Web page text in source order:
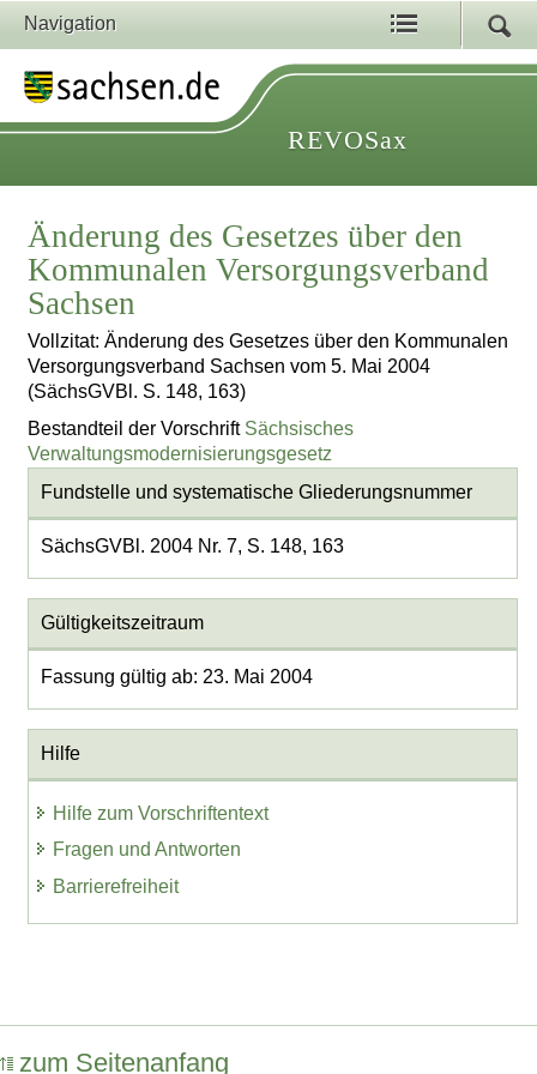
Navigation
REVOSax
Änderung des Gesetzes über den
Kommunalen Versorgungsverband
Sachsen
Vollzitat: Änderung des Gesetzes über den Kommunalen
Versorgungsverband Sachsen vom 5. Mai 2004
(SächsGVBl. S. 148, 163)
Bestandteil der Vorschrift Sächsisches
Verwaltungsmodernisierungsgesetz
Fundstelle und systematische Gliederungsnummer
SächsGVBl. 2004 Nr. 7, S. 148, 163
Gültigkeitszeitraum
Fassung gültig ab: 23. Mai 2004
Hilfe
Hilfe zum Vorschriftentext
Fragen und Antworten
Barrierefreiheit
zum Seitenanfang